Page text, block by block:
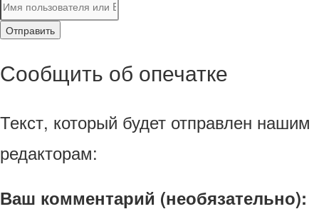
Отправить
Сообщить об опечатке
Текст, который будет отправлен нашим
редакторам:
Ваш комментарий (необязательно):